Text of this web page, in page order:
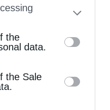
separately opt-out
on the IAB’s list
This
disclosed by us to
List of
the
data.
the Sale